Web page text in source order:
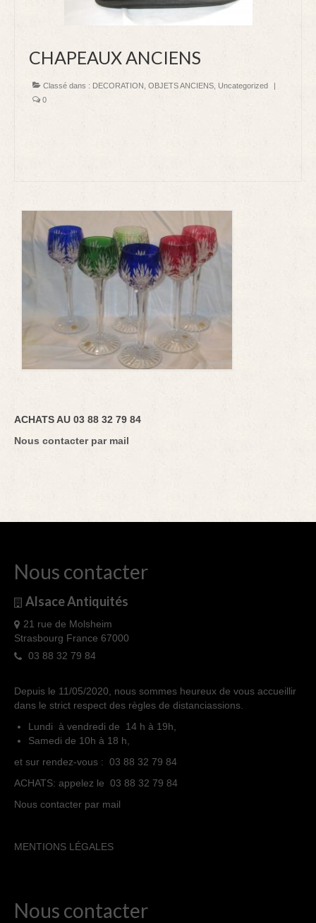
DECORATION
LUMINAIRE
VIDE APPART STRASBOURG homme de fer
CHAPEAUX ANCIENS
Classé dans : DECORATION OBJETS ANCIENS Uncategorized
|
0
ACHATS AU 03 88 32 79 84
Nous contacter par mail
Nous contacter
Alsace Antiquités
21 rue de Molsheim
Strasbourg France 67000
03 88 32 79 84
Depuis le 11/05/2020, nous sommes heureux de vous accueillir
dans le strict respect des règles de distanciassions.
Lundi à vendredi de 14 h à 19h,
Samedi de 10h à 18 h,
et sur rendez-vous : 03 88 32 79 84
ACHATS: appelez le 03 88 32 79 84
Nous contacter par mail
MENTIONS LÉGALES
Nous contacter